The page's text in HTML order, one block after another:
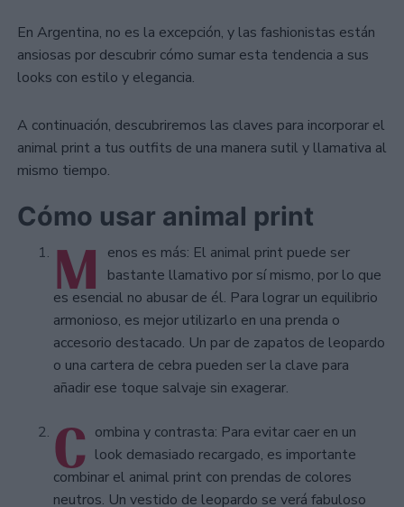
En Argentina, no es la excepción, y las fashionistas están
ansiosas por descubrir cómo sumar esta tendencia a sus
looks con estilo y elegancia.
A continuación, descubriremos las claves para incorporar el
animal print a tus outfits de una manera sutil y llamativa al
mismo tiempo.
Cómo usar animal print
M
enos es más: El animal print puede ser
bastante llamativo por sí mismo, por lo que
es esencial no abusar de él. Para lograr un equilibrio
armonioso, es mejor utilizarlo en una prenda o
accesorio destacado. Un par de zapatos de leopardo
o una cartera de cebra pueden ser la clave para
añadir ese toque salvaje sin exagerar.
C ombina y contrasta: Para evitar caer en un
look demasiado recargado, es importante
combinar el animal print con prendas de colores
neutros. Un vestido de leopardo se verá fabuloso